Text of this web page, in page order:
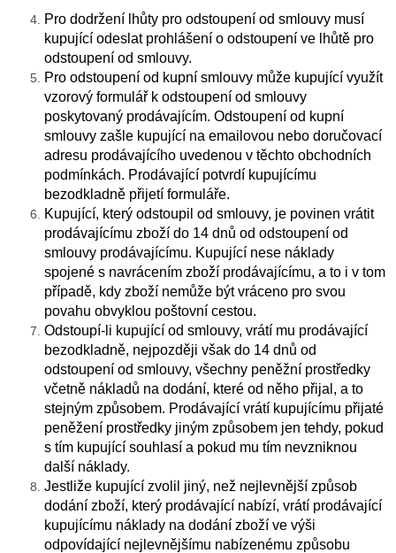
Pro dodržení lhůty pro odstoupení od smlouvy musí
kupující odeslat prohlášení o odstoupení ve lhůtě pro
odstoupení od smlouvy.
Pro odstoupení od kupní smlouvy může kupující využít
vzorový formulář k odstoupení od smlouvy
poskytovaný prodávajícím. Odstoupení od kupní
smlouvy zašle kupující na emailovou nebo doručovací
adresu prodávajícího uvedenou v těchto obchodních
podmínkách. Prodávající potvrdí kupujícímu
bezodkladně přijetí formuláře.
Kupující, který odstoupil od smlouvy, je povinen vrátit
prodávajícímu zboží do 14 dnů od odstoupení od
smlouvy prodávajícímu. Kupující nese náklady
spojené s navrácením zboží prodávajícímu, a to i v tom
případě, kdy zboží nemůže být vráceno pro svou
povahu obvyklou poštovní cestou.
Odstoupí-li kupující od smlouvy, vrátí mu prodávající
bezodkladně, nejpozději však do 14 dnů od
odstoupení od smlouvy, všechny peněžní prostředky
včetně nákladů na dodání, které od něho přijal, a to
stejným způsobem. Prodávající vrátí kupujícímu přijaté
peněžení prostředky jiným způsobem jen tehdy, pokud
s tím kupující souhlasí a pokud mu tím nevzniknou
další náklady.
Jestliže kupující zvolil jiný, než nejlevnější způsob
dodání zboží, který prodávající nabízí, vrátí prodávající
kupujícímu náklady na dodání zboží ve výši
odpovídající nejlevnějšímu nabízenému způsobu